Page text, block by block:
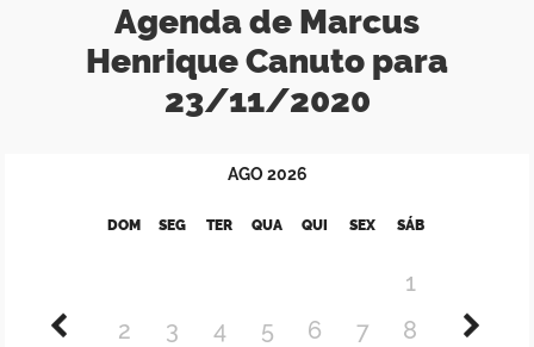
Agenda de Marcus
Henrique Canuto para
23/11/2020
AGO 2026
DOM SEG TER QUA QUI SEX SÁB
1
2
3 4 5 6 7
8